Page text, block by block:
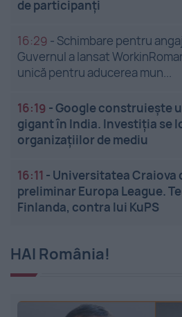
de participanți
16:29 - Schimbare pentru
Guvernul a lansat
unică pentru aducerea mun...
16:19 -Google construiește
gigant în India. Investiția se
organizațiilor de mediu
16:11 - Universitatea Craiova
preliminar Europa League.
Finlanda, contra lui KuPS
HAI România!